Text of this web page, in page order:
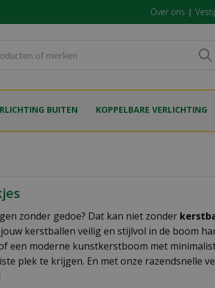
Over ons
BUITEN KOPPELBARE VERLICHTING
zonder gedoe? Dat kan niet zonder
kerstballen veilig en stijlvol in de boom
een moderne kunstkerstboom met
plek te krijgen. En met onze razendsnelle